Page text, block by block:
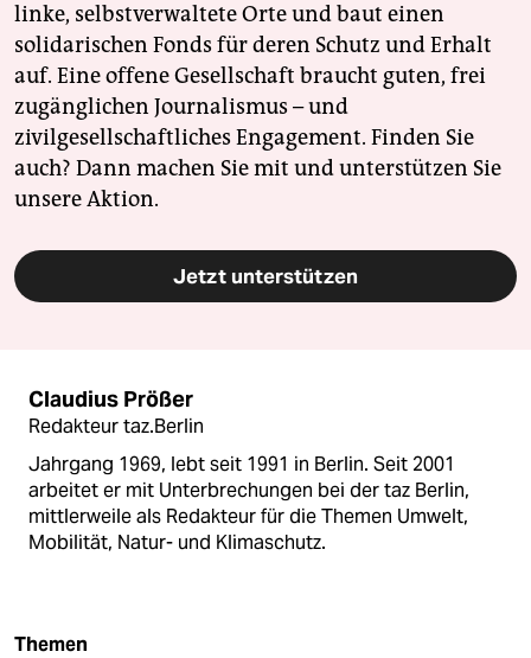
linke, selbstverwaltete Orte und baut einen
solidarischen Fonds für deren Schutz und Erhalt
auf. Eine offene Gesellschaft braucht guten, frei
zugänglichen Journalismus – und
zivilgesellschaftliches Engagement. Finden Sie
auch? Dann machen Sie mit und unterstützen Sie
unsere Aktion.
Jetzt unterstützen
Claudius Prößer
Redakteur taz.Berlin
Jahrgang 1969, lebt seit 1991 in Berlin. Seit 2001
arbeitet er mit Unterbrechungen bei der taz Berlin,
mittlerweile als Redakteur für die Themen Umwelt,
Mobilität, Natur- und Klimaschutz.
Themen